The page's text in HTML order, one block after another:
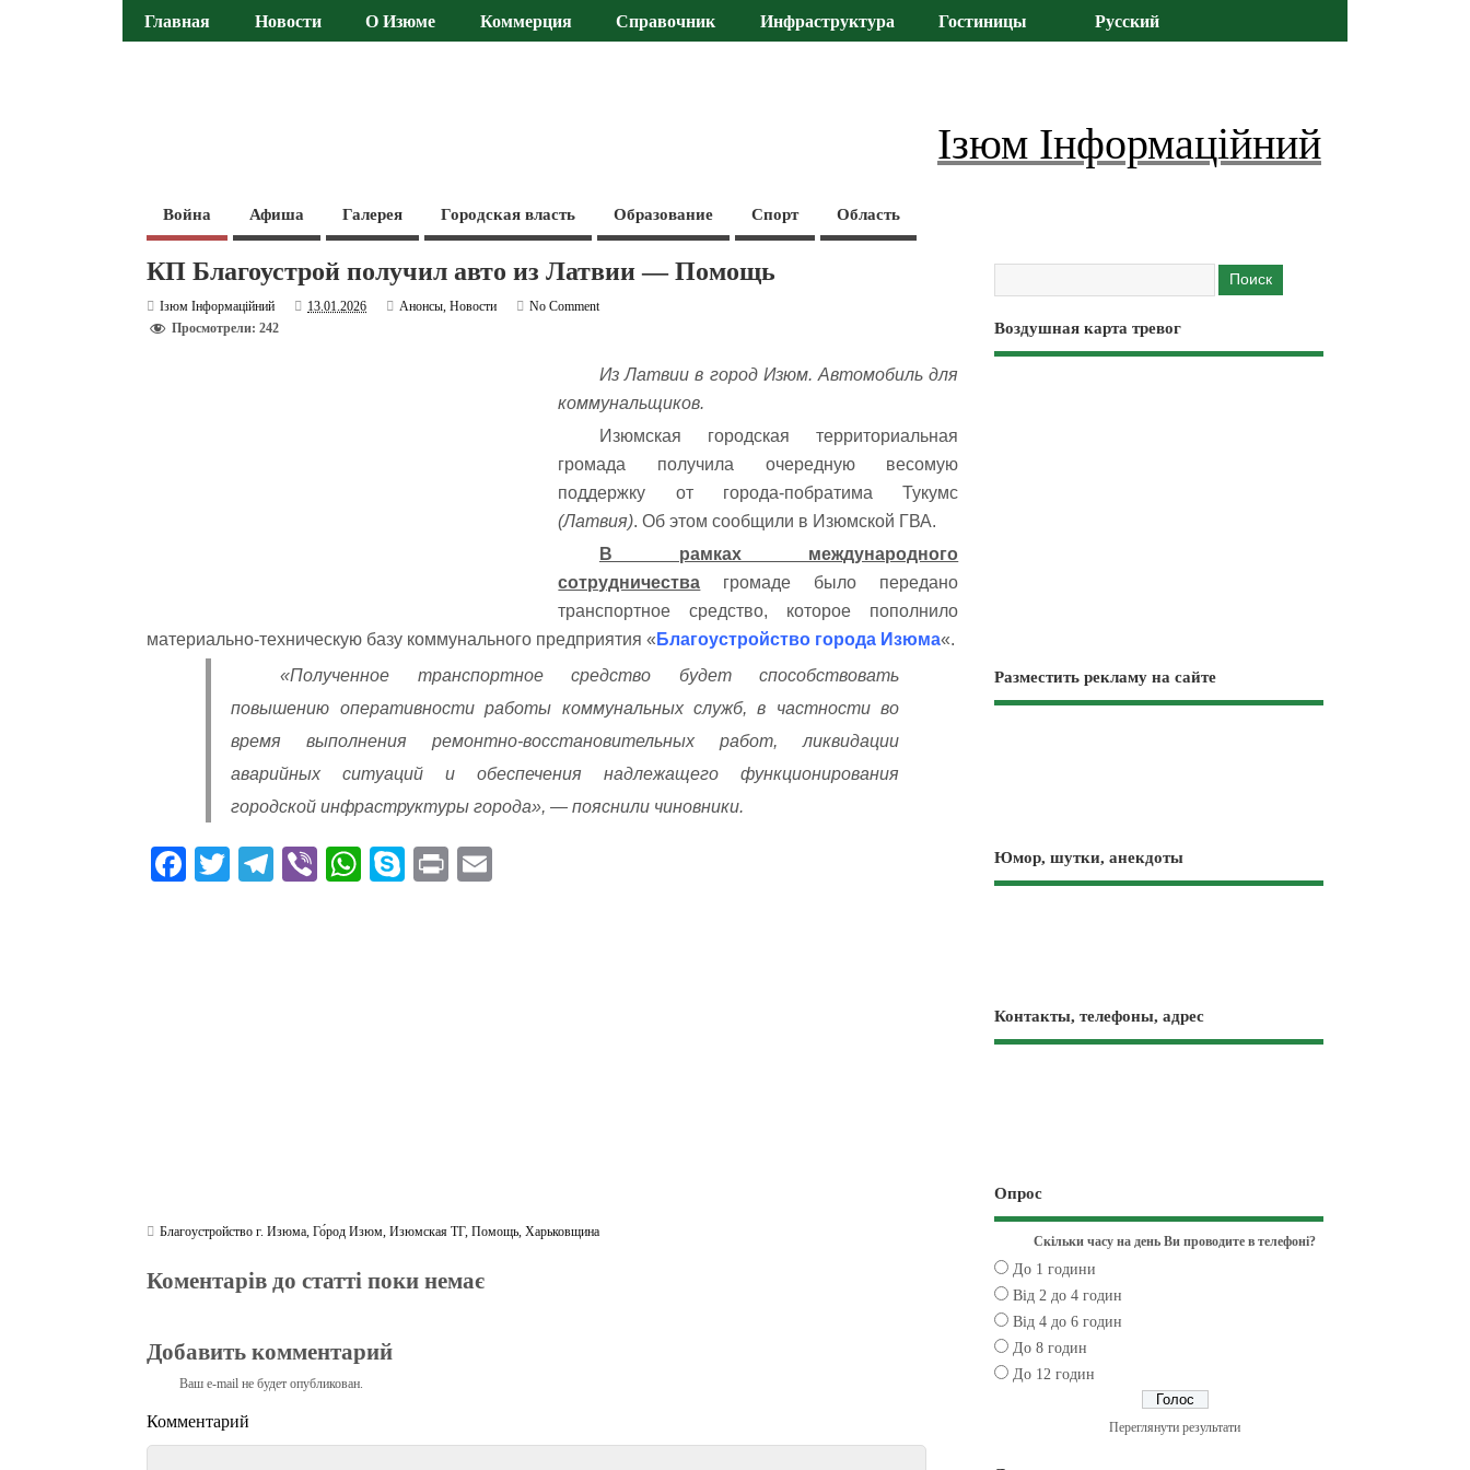
Главная Новости О Изюме Коммерция Справочник Инфраструктура Гостиницы Русский
Ізюм Інформаційний
Война Афиша Галерея Городская власть Образование Спорт Область
КП Благоустрой получил авто из Латвии — Помощь
Ізюм Інформаційний 13.01.2026 Анонсы,Новости
No Comment
Просмотрели: 242
Из Латвии в город Изюм. Автомобиль для
коммунальщиков.
Изюмская городская территориальная
громада получила очередную весомую
поддержку от города-побратима Тукумс
(Латвия). Об этом сообщили в Изюмской ГВА.
В рамках международного
сотрудничества громаде было передано
транспортное средство, которое пополнило
материально-техническую базу коммунального предприятия « Благоустройство города Изюма«.
«Полученное транспортное средство будет способствовать
повышению оперативности работы коммунальных служб, в частности во
время выполнения ремонтно-восстановительных работ, ликвидации
аварийных ситуаций и обеспечения надлежащего функционирования
городской инфраструктуры города», — пояснили чиновники.
Fa T
Te Vi
W
S
Pr
Благоустройство г. Изюма,Го́род Изюм,Изюмская ТГ,Помощь,Харьковщина
Коментарів до статті поки немає
Добавить комментарий
Ваш e-mail не будет опубликован.
Комментарий
Воздушная карта тревог
Разместить рекламу на сайте
Юмор, шутки, анекдоты
Контакты, телефоны, адрес
Опрос
Скільки часу на день Ви проводите в телефоні?
До 1 години
Від 2 до 4 годин
Від 4 до 6 годин
До 8 годин
До 12 годин
Переглянути результати